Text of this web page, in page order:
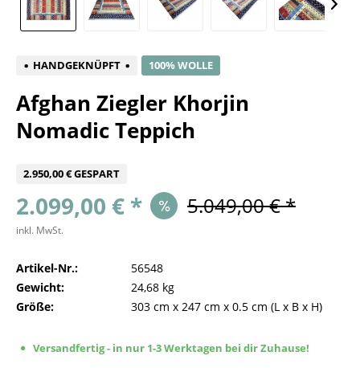
HANDGEKNÜPFT 100% WOLLE
Afghan Ziegler Khorjin
Nomadic Teppich
2.950,00 € GESPART
2.099,00 € * 5.049,00 € *
inkl. MwSt.
Artikel-Nr.:
56548
Gewicht:
24,68 kg
Größe:
303 cm x 247 cm x 0.5 cm (L x B x H)
Versandfertig - in nur 1-3 Werktagen bei dir Zuhause!